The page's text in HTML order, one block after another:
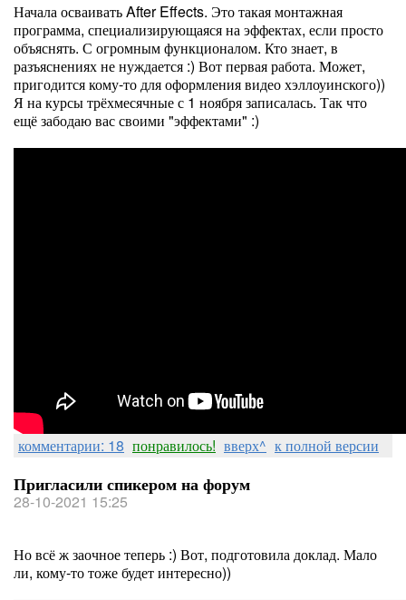
Начала осваивать After Effects. Это такая монтажная
программа, специализирующаяся на эффектах, если просто
объяснять. С огромным функционалом. Кто знает, в
разъяснениях не нуждается :) Вот первая работа. Может,
пригодится кому-то для оформления видео хэллоуинского))
Я на курсы трёхмесячные с 1 ноября записалась. Так что
ещё забодаю вас своими "эффектами" :)
комментарии: 18 понравилось! вверх^ к полной версии
Пригласили спикером на форум
28-10-2021 15:25
Но всё ж заочное теперь :) Вот, подготовила доклад. Мало
ли, кому-то тоже будет интересно))